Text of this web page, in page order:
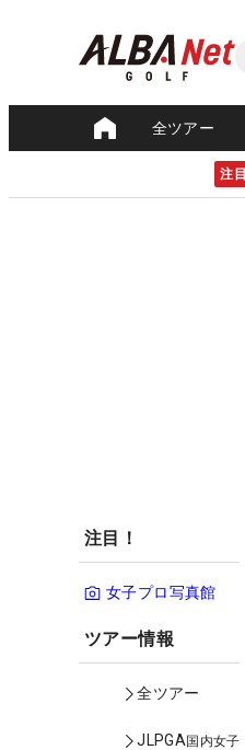
全ツアー
注目
注目！
女子プロ写真館
ツアー情報
全ツアー
JLPGA国内女子